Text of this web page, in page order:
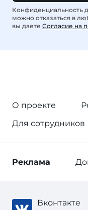
Конфиденциальность
можно отказаться в
вы даете Согласие на
О проекте
Для сотрудников
Реклама
Вконтакте